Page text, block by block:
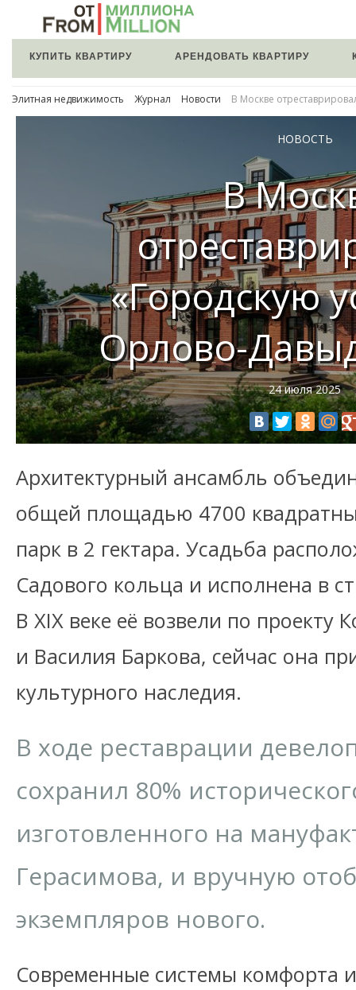
КУПИТЬ КВАРТИРУ АРЕНДОВАТЬ КВАРТИРУ
Элитная недвижимость Журнал Новости В Москве
НОВОСТЬ
В
«Городскую
Орлово-
24 июля 2025
Архитектурный ансамбль
общей площадью 4700
парк в 2 гектара. Усадьба
Садового кольца и исполнена в
В XIX веке её возвели по проекту
и Василия Баркова, сейчас она
культурного наследия.
В ходе реставрации
сохранил 80%
изготовленного на
Герасимова, и вручную
экземпляров нового.
Современные системы комфорта